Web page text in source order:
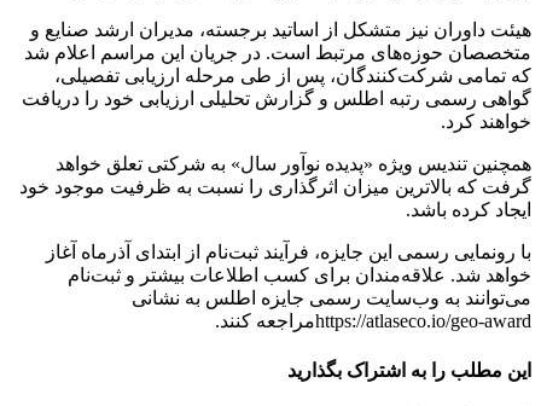
هیئت داوران نیز متشکل از اساتید برجسته، مدیران ارشد صنایع و
متخصصان حوزه‌های مرتبط است. در جریان این مراسم اعلام شد
که تمامی شرکت‌کنندگان، پس از طی مرحله ارزیابی تفصیلی،
گواهی رسمی رتبه اطلس و گزارش تحلیلی ارزیابی خود را دریافت
خواهند کرد.
همچنین تندیس ویژه «پدیده نوآور سال» به شرکتی تعلق خواهد
گرفت که بالاترین میزان اثرگذاری را نسبت به ظرفیت موجود خود
ایجاد کرده باشد.
با رونمایی رسمی این جایزه، فرآیند ثبت‌نام از ابتدای آذرماه آغاز
خواهد شد. علاقه‌مندان برای کسب اطلاعات بیشتر و ثبت‌نام
می‌توانند به وب‌سایت رسمی جایزه اطلس به نشانی
https://atlaseco.io/geo-awardمراجعه کنند.
این مطلب را به اشتراک بگذارید